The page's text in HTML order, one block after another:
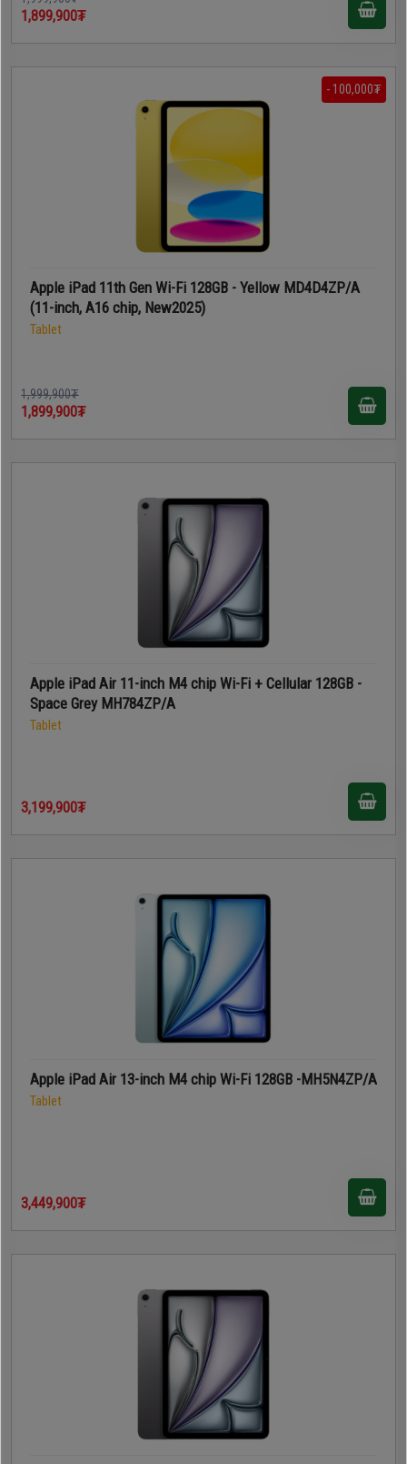
1,899,900₮
- 100,000₮
Apple iPad 11th Gen Wi-Fi 128GB - Yellow MD4D4ZP/A
(11-inch, A16 chip, New2025)
Tablet
1,999,900₮
1,899,900₮
Apple iPad Air 11-inch M4 chip Wi-Fi + Cellular 128GB -
Space Grey MH784ZP/A
Tablet
3,199,900₮
Apple iPad Air 13-inch M4 chip Wi-Fi 128GB -MH5N4ZP/A
Tablet
3,449,900₮